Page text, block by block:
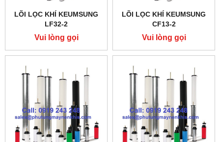
LÕI LỌC KHÍ KEUMSUNG
LF32-2
Vui lòng gọi
LÕI LỌC KHÍ KEUMSUNG
CF13-2
Vui lòng gọi